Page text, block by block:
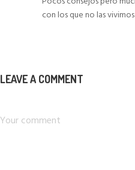
con los que no las
LEAVE A COMMENT